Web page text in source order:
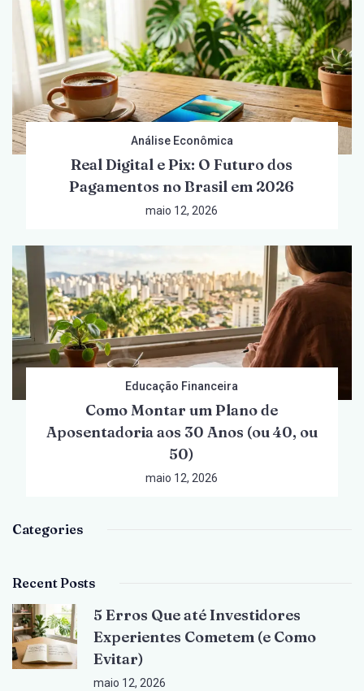
Análise Econômica
Real Digital e Pix: O Futuro dos
Pagamentos no Brasil em 2026
maio 12, 2026
Educação Financeira
Como Montar um Plano de
Aposentadoria aos 30 Anos (ou 40, ou
50)
maio 12, 2026
Categories
Recent Posts
5 Erros Que até Investidores
Experientes Cometem (e Como
Evitar)
maio 12, 2026